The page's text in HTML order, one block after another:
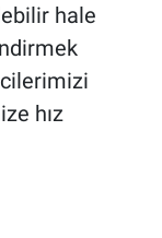
hale
hız